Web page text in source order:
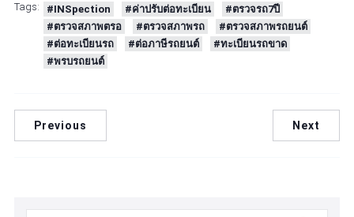
Tags: #INSpection #ค่าปรับต่อทะเบียน
#ตรวจรถ7ปี
#ตรวจสภาพตรอ
#ตรวจสภาพรถ
#ตรวจสภาพรถยนต์
#ต่อทะเบียนรถ
#ต่อภาษีรถยนต์
#ทะเบียนรถขาด
#พรบรถยนต์
Previous Next